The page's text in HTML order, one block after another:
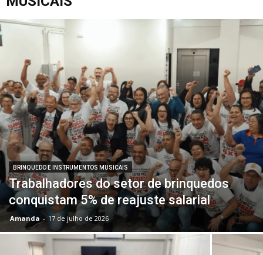
BRINQUEDO E INSTRUMENTOS MUSICAIS
Trabalhadores do setor de brinquedos
conquistam 5% de reajuste salarial
Amanda - 17 de julho de 2026